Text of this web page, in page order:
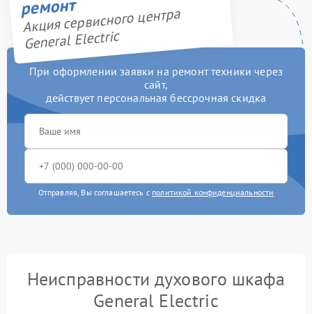
ремонт
Акция сервисного центра
General Electric
При оформлении заявки на ремонт техники через
сайт,
действует персональная бессрочная скидка
Отправляя, Вы соглашаетесь с политикой конфиденциальности
Неисправности духового шкафа
General Electric